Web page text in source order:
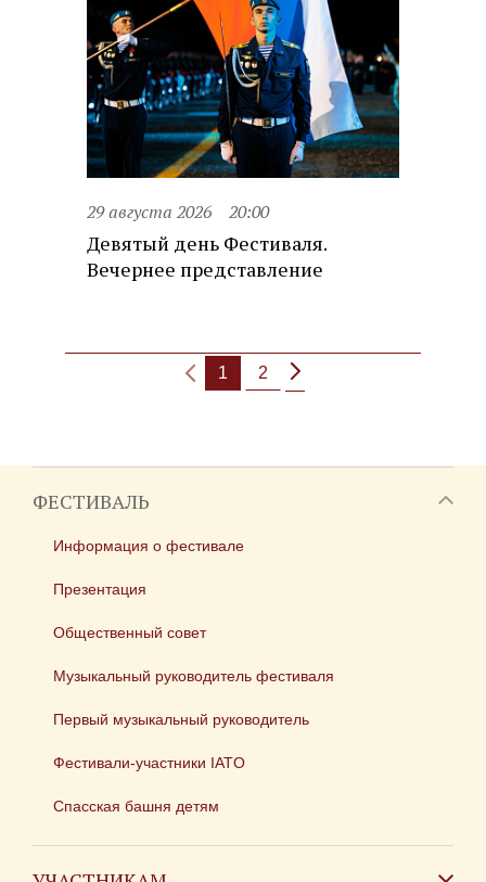
29 августа 2026 20:00
Девятый день Фестиваля.
Вечернее представление
1 2
ФЕСТИВАЛЬ
Информация о фестивале
Презентация
Общественный совет
Музыкальный руководитель фестиваля
Первый музыкальный руководитель
Фестивали-участники IATO
Спасская башня детям